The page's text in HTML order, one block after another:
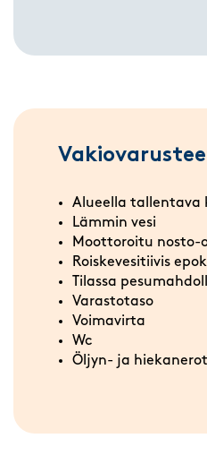
Alueella tallentava
Lämmin vesi
Moottoroitu nosto-
Roiskevesitiivis
Tilassa
Varastotaso
Voimavirta
Wc
Öljyn- ja